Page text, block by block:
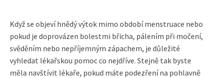
Když se objeví hnědý výtok mimo období menstruace nebo
pokud je doprovázen bolestmi břicha, pálením při močení,
svěděním nebo nepříjemným zápachem, je důležité
vyhledat lékařskou pomoc co nejdříve. Stejně tak byste
měla navštívit lékaře, pokud máte podezření na pohlavně